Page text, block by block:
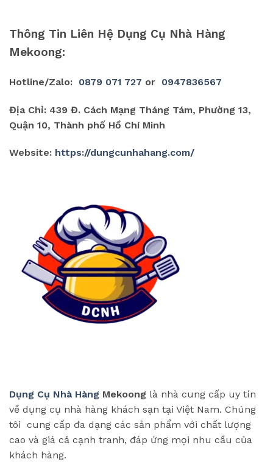
Thông Tin Liên Hệ Dụng Cụ Nhà Hàng
Mekoong:
Hotline/Zalo: 0879 071 727 or 0947836567
Địa Chỉ: 439 Đ. Cách Mạng Tháng Tám, Phường 13,
Quận 10, Thành phố Hồ Chí Minh
Website: https://dungcunhahang.com/
Dụng Cụ Nhà Hàng Mekoong là nhà cung cấp uy tín
về dụng cụ nhà hàng khách sạn tại Việt Nam. Chúng
tôi cung cấp đa dạng các sản phẩm với chất lượng
cao và giá cả cạnh tranh, đáp ứng mọi nhu cầu của
khách hàng.